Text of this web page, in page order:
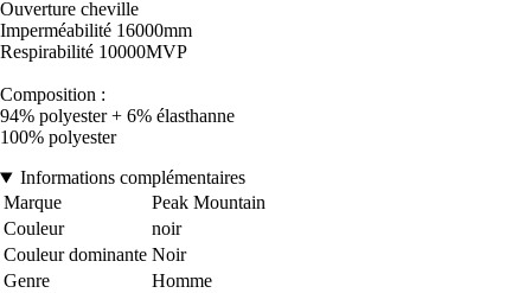
Ouverture cheville
Imperméabilité 16000mm
Respirabilité 10000MVP
Composition :
94% polyester + 6% élasthanne
100% polyester
Informations complémentaires
Marque
Peak Mountain
Couleur
noir
Couleur dominante Noir
Genre
Homme